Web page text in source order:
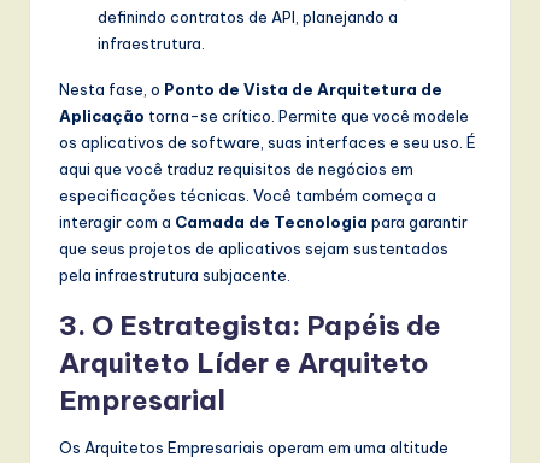
definindo contratos de API, planejando a
infraestrutura.
Nesta fase, o Ponto de Vista de Arquitetura de
Aplicação torna-se crítico. Permite que você modele
os aplicativos de software, suas interfaces e seu uso. É
aqui que você traduz requisitos de negócios em
especificações técnicas. Você também começa a
interagir com a Camada de Tecnologia para garantir
que seus projetos de aplicativos sejam sustentados
pela infraestrutura subjacente.
3. O Estrategista: Papéis de
Arquiteto Líder e Arquiteto
Empresarial
Os Arquitetos Empresariais operam em uma altitude